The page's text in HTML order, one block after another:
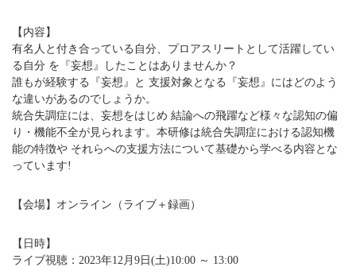
【内容】
有名人と付き合っている自分、プロアスリートとして活躍してい
る自分 を『妄想』したことはありませんか？
誰もが経験する『妄想』と 支援対象となる『妄想』にはどのよう
な違いがあるのでしょうか。
統合失調症には、妄想をはじめ 結論への飛躍など様々な認知の偏
り・機能不全が見られます。本研修は統合失調症における認知機
能の特徴や それらへの支援方法について基礎から学べる内容とな
っています!
【会場】オンライン（ライブ＋録画）
【日時】
ライブ視聴：2023年12月9日(土)10:00 ～ 13:00